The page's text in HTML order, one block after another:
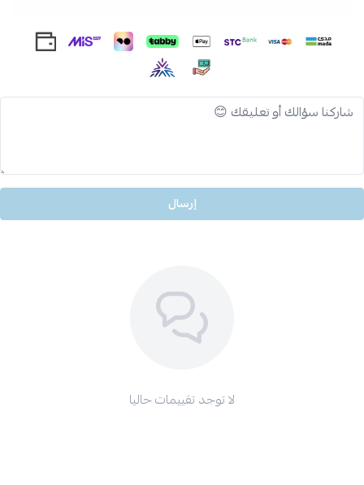
إرسال
لا توجد تقييمات حاليا